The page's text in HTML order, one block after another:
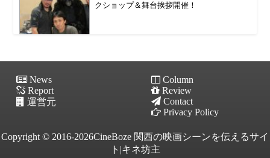
クショップ＆舞台挨拶開催！
News
Column
Report
Review
運営元
Contact
Privacy Policy
Copyright © 2016-2026CineBoze 関西の映画シーンを伝えるサイ
ト|キネ坊主